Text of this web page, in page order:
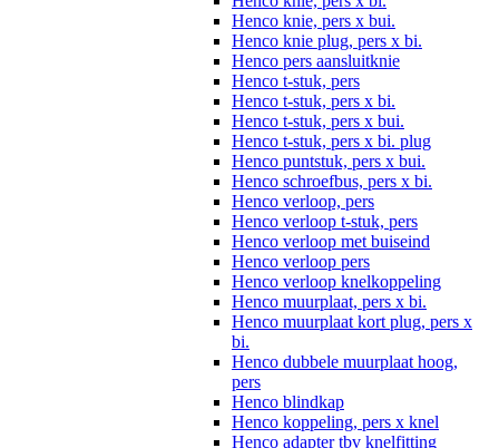
Henco knie, pers x bui.
Henco knie plug, pers x bi.
Henco pers aansluitknie
Henco t-stuk, pers
Henco t-stuk, pers x bi.
Henco t-stuk, pers x bui.
Henco t-stuk, pers x bi. plug
Henco puntstuk, pers x bui.
Henco schroefbus, pers x bi.
Henco verloop, pers
Henco verloop t-stuk, pers
Henco verloop met buiseind
Henco verloop pers
Henco verloop knelkoppeling
Henco muurplaat, pers x bi.
Henco muurplaat kort plug, pers x
bi.
Henco dubbele muurplaat hoog,
pers
Henco blindkap
Henco koppeling, pers x knel
Henco adapter tbv knelfitting